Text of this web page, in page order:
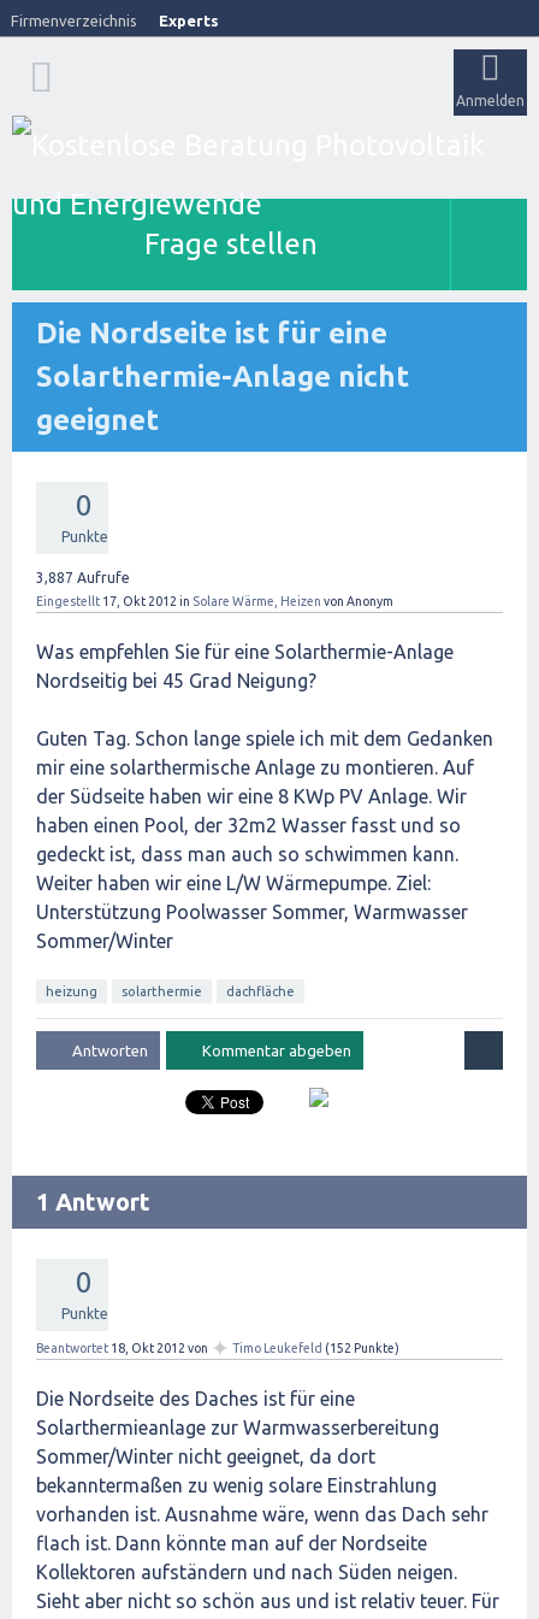
Firmenverzeichnis Experts
Anmelden
Frage stellen
Die Nordseite ist für eine
Solarthermie-Anlage nicht
geeignet
0
Punkte
3,887 Aufrufe
Eingestellt 17, Okt 2012 in Solare Wärme, Heizen von Anonym
Was empfehlen Sie für eine Solarthermie-Anlage
Nordseitig bei 45 Grad Neigung?
Guten Tag. Schon lange spiele ich mit dem Gedanken
mir eine solarthermische Anlage zu montieren. Auf
der Südseite haben wir eine 8 KWp PV Anlage. Wir
haben einen Pool, der 32m2 Wasser fasst und so
gedeckt ist, dass man auch so schwimmen kann.
Weiter haben wir eine L/W Wärmepumpe. Ziel:
Unterstützung Poolwasser Sommer, Warmwasser
Sommer/Winter
heizung solarthermie dachfläche
1 Antwort
0
Punkte
Beantwortet 18, Okt 2012 von ✦ Timo Leukefeld (152 Punkte)
Die Nordseite des Daches ist für eine
Solarthermieanlage zur Warmwasserbereitung
Sommer/Winter nicht geeignet, da dort
bekanntermaßen zu wenig solare Einstrahlung
vorhanden ist. Ausnahme wäre, wenn das Dach sehr
flach ist. Dann könnte man auf der Nordseite
Kollektoren aufständern und nach Süden neigen.
Sieht aber nicht so schön aus und ist relativ teuer. Für